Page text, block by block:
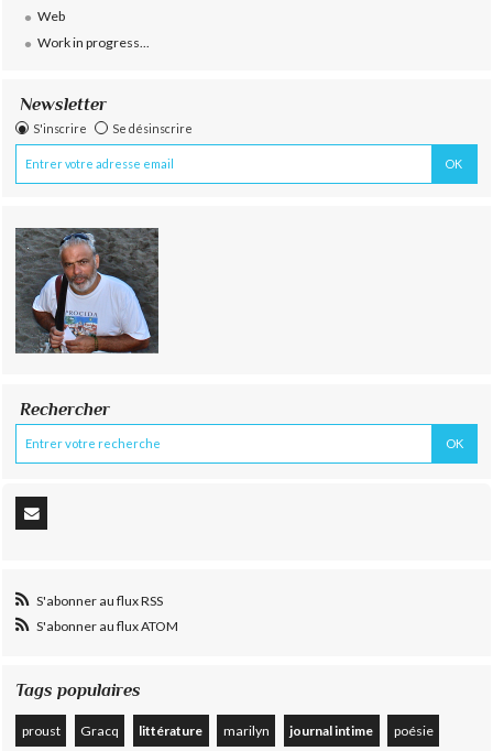
Web
Work in progress...
Newsletter
S'inscrire Se désinscrire
Rechercher
S'abonner au flux RSS
S'abonner au flux ATOM
Tags populaires
proust Gracq littérature marilyn journal intime poésie